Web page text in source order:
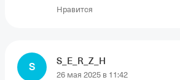
Нравится
S
S_E_R_Z_H
26 мая 2025 в 11:42